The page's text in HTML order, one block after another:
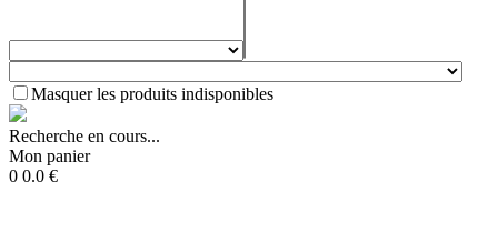
Masquer les produits indisponibles
Recherche en cours...
Mon panier
0 0.0 €